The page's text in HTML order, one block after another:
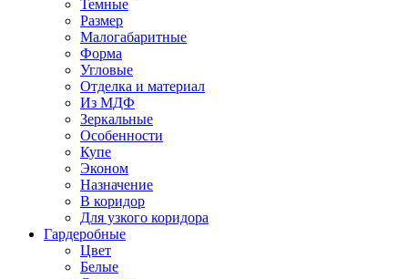
Темные
Размер
Малогабаритные
Форма
Угловые
Отделка и материал
Из МДФ
Зеркальные
Особенности
Купе
Эконом
Назначение
В коридор
Для узкого коридора
Гардеробные
Цвет
Белые